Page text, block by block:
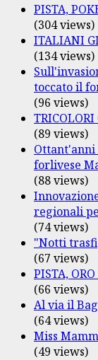
PISTA,
(304 views)
ITALIANI
(134 views)
toccato il
(96 views)
(89 views)
Ottant'anni
forlivese
(88 views)
regionali
(74 views)
"Notti
(67 views)
PISTA,
(66 views)
Al via il
(64 views)
Miss
(49 views)